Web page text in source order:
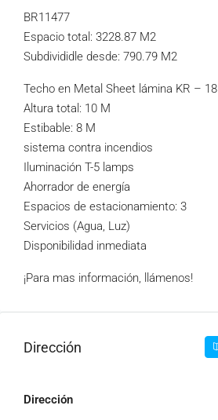
BR11477
Espacio total: 3228.87 M2
Subdivididle desde: 790.79 M2
Techo en Metal Sheet lámina KR – 18
Altura total: 10 M
Estibable: 8 M
sistema contra incendios
Iluminación T-5 lamps
Ahorrador de energía
Espacios de estacionamiento: 3
Servicios (Agua, Luz)
Disponibilidad inmediata
¡Para mas información, llámenos!
Dirección
Dirección